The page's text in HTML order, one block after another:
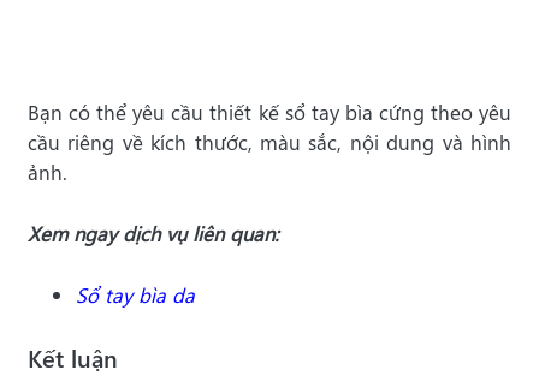
Bạn có thể yêu cầu thiết kế sổ tay bìa cứng theo yêu
cầu riêng về kích thước, màu sắc, nội dung và hình
ảnh.
Xem ngay dịch vụ liên quan:
Sổ tay bìa da
Kết luận